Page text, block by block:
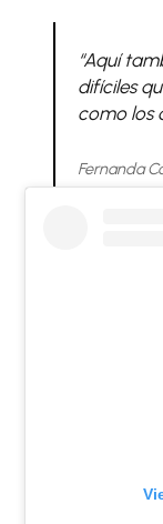
“Aquí
difíciles
como los
Fernanda